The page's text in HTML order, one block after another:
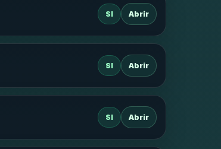
SI Abrir
SI Abrir
SI Abrir